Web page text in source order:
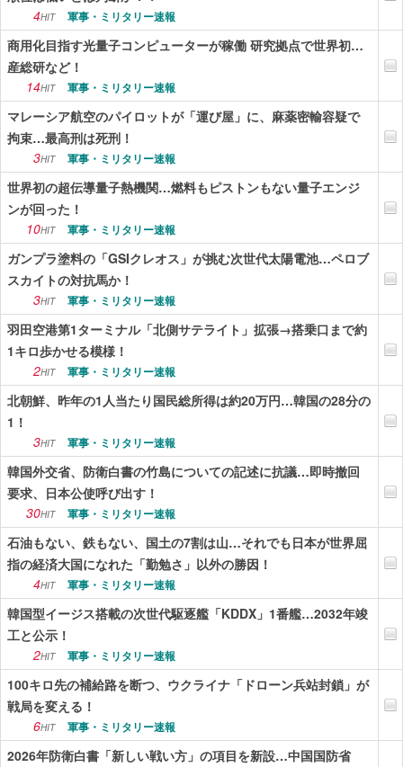
4HIT 軍事・ミリタリー速報
商用化目指す光量子コンピューターが稼働 研究拠点で世界初…
産総研など！
14HIT 軍事・ミリタリー速報
マレーシア航空のパイロットが「運び屋」に、麻薬密輸容疑で
拘束…最高刑は死刑！
3HIT 軍事・ミリタリー速報
世界初の超伝導量子熱機関…燃料もピストンもない量子エンジ
ンが回った！
10HIT 軍事・ミリタリー速報
ガンプラ塗料の「GSIクレオス」が挑む次世代太陽電池…ペロブ
スカイトの対抗馬か！
3HIT 軍事・ミリタリー速報
羽田空港第1ターミナル「北側サテライト」拡張→搭乗口まで約
1キロ歩かせる模様！
2HIT 軍事・ミリタリー速報
北朝鮮、昨年の1人当たり国民総所得は約20万円…韓国の28分の
1！
3HIT 軍事・ミリタリー速報
韓国外交省、防衛白書の竹島についての記述に抗議…即時撤回
要求、日本公使呼び出す！
30HIT 軍事・ミリタリー速報
石油もない、鉄もない、国土の7割は山…それでも日本が世界屈
指の経済大国になれた「勤勉さ」以外の勝因！
4HIT 軍事・ミリタリー速報
韓国型イージス搭載の次世代駆逐艦「KDDX」1番艦…2032年竣
工と公示！
2HIT 軍事・ミリタリー速報
100キロ先の補給路を断つ、ウクライナ「ドローン兵站封鎖」が
戦局を変える！
6HIT 軍事・ミリタリー速報
2026年防衛白書「新しい戦い方」の項目を新設…中国国防省